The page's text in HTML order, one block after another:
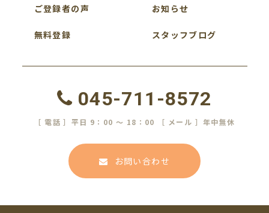
ご登録者の声
無料登録
お知らせ
スタッフブログ
045-711-8572
［ 電話 ］平日 9：00 ～ 18：00 ［ メール ］年中無休
お問い合わせ